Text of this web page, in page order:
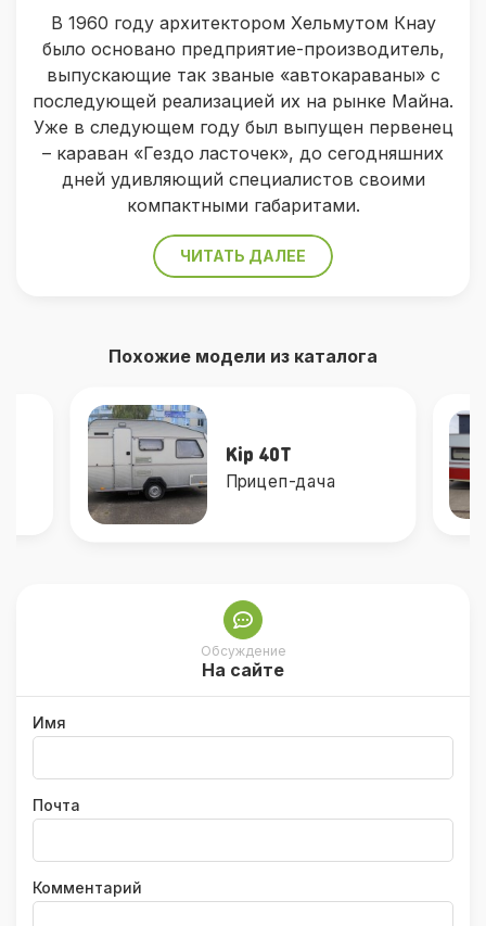
В 1960 году архитектором Хельмутом Кнау
было основано предприятие-производитель,
выпускающие так званые «автокараваны» с
последующей реализацией их на рынке Майна.
Уже в следующем году был выпущен первенец
– караван «Гездо ласточек», до сегодняшних
дней удивляющий специалистов своими
компактными габаритами.
ЧИТАТЬ ДАЛЕЕ
Похожие модели из каталога
Kip 40T
Прицеп-дача
Обсуждение
На сайте
Имя
Почта
Комментарий